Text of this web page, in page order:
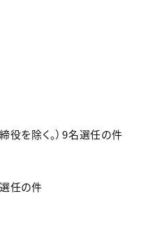
を除く。）9名選任の件
任の件